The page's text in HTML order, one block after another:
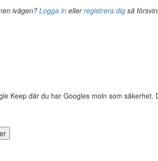
ivägen? Logga inellerregistrera digså
Keep där du har Googles moln som säkerhet.